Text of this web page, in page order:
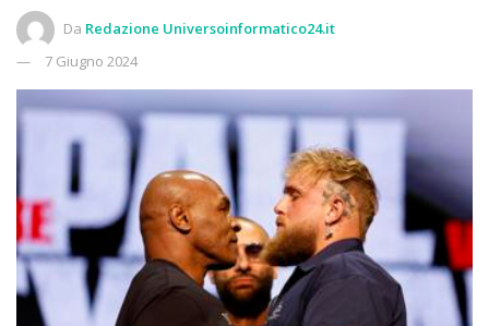
Da Redazione Universoinformatico24.it
7 Giugno 2024